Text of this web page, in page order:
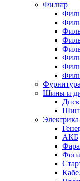
Фильтр
Шины и
Электрика
АКБ
Фара